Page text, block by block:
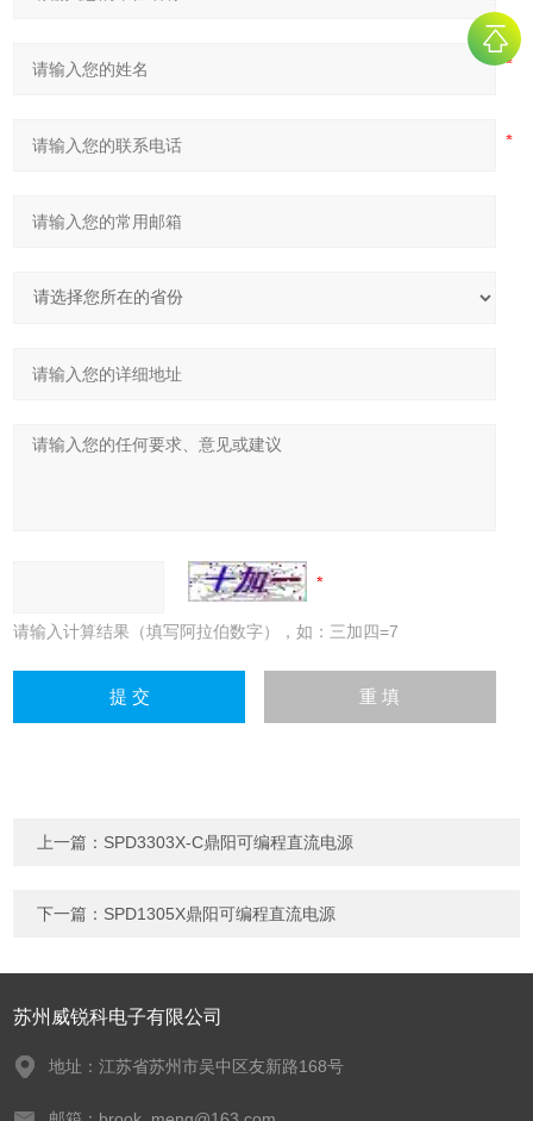
请输入计算结果（填写阿拉伯数字），如：三加四=7
上一篇： SPD3303X-C鼎阳可编程直流电源
下一篇： SPD1305X鼎阳可编程直流电源
苏州威锐科电子有限公司
地址：江苏省苏州市吴中区友新路168号